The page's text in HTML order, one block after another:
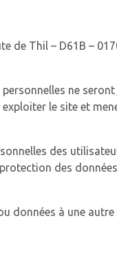
de Thil – D61B –
ne
le site et
des
des données
données à une autre